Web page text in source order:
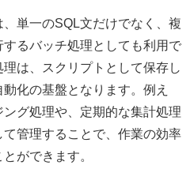
単一のSQL文だけでなく、複
るバッチ処理としても利用で
は、スクリプトとして保存し
化の基盤となります。例え
グ処理や、定期的な集計処理
管理することで、作業の効率
ができます。